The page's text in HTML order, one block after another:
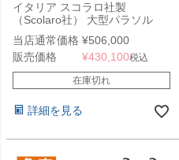
イタリア スコラロ社製
（Scolaro社） 大型パラソル
「ガリレオ イノックス ＆ 専用
ベース セット」
当店通常価格 ¥506,000
販売価格
¥430,100税込
在庫切れ
詳細を見る